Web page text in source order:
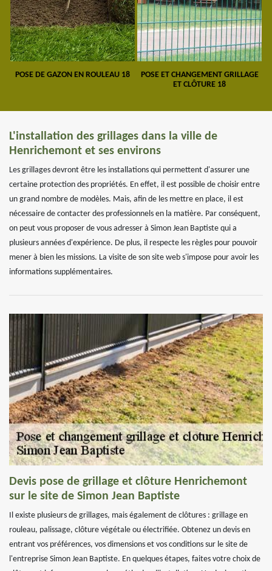
POSE DE GAZON EN ROULEAU 18
POSE ET CHANGEMENT GRILLAGE
ET CLÔTURE 18
L'installation des grillages dans la ville de
Henrichemont et ses environs
Les grillages devront être les installations qui permettent d'assurer une
certaine protection des propriétés. En effet, il est possible de choisir entre
un grand nombre de modèles. Mais, afin de les mettre en place, il est
nécessaire de contacter des professionnels en la matière. Par conséquent,
on peut vous proposer de vous adresser à Simon Jean Baptiste qui a
plusieurs années d'expérience. De plus, il respecte les règles pour pouvoir
mener à bien les missions. La visite de son site web s'impose pour avoir les
informations supplémentaires.
Devis pose de grillage et clôture Henrichemont
sur le site de Simon Jean Baptiste
Il existe plusieurs de grillages, mais également de clôtures : grillage en
rouleau, palissage, clôture végétale ou électrifiée. Obtenez un devis en
entrant vos préférences, vos dimensions et vos conditions sur le site de
l'entreprise Simon Jean Baptiste. En quelques étapes, faites votre choix de